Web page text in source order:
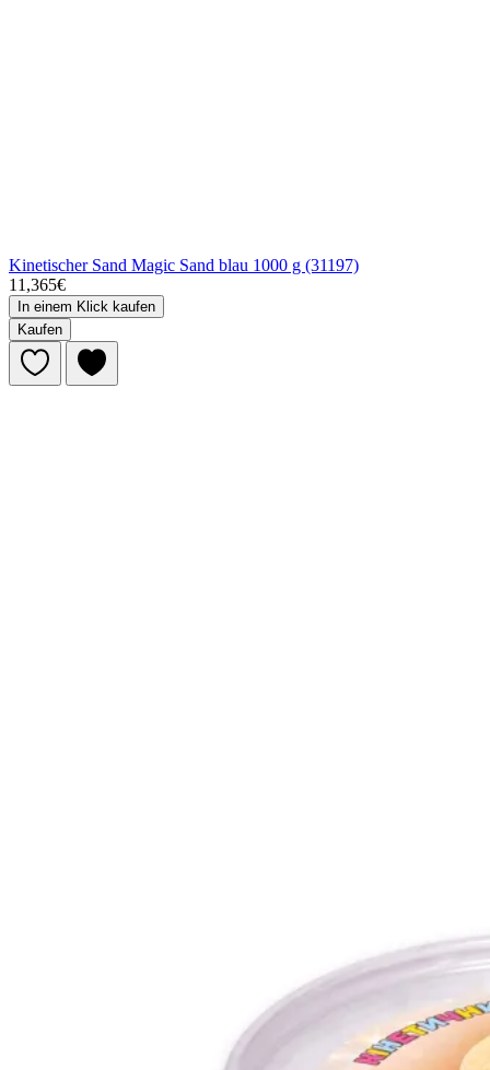
Kinetischer Sand Magic Sand blau 1000 g (31197)
11,365€
In einem Klick kaufen
Kaufen